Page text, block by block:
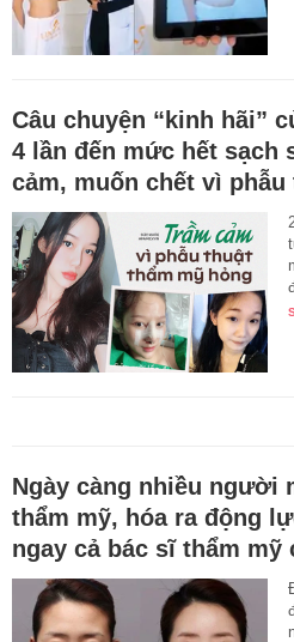
Câu chuyện “kinh hãi”
4 lần đến mức hết sạch
cảm, muốn chết vì phẫu
Ngày càng nhiều người
thẩm mỹ, hóa ra động
ngay cả bác sĩ thẩm mỹ